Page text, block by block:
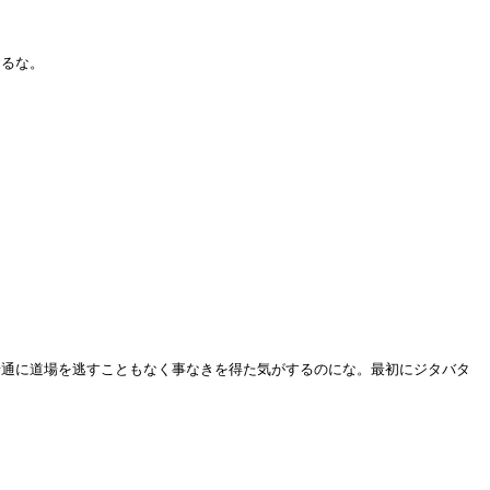
な。
に道場を逃すこともなく事なきを得た気がするのにな。最初にジタバタ